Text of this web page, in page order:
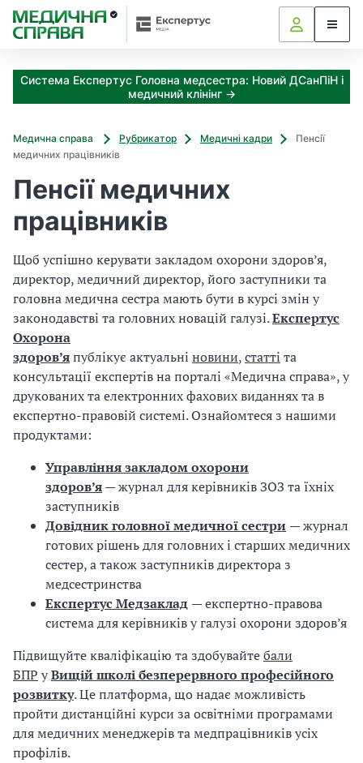
Система Експертус Головна медсестра: Новий ДСанПіН і
медичний клінінг →
Медична справа Рубрикатор Медичні кадри
Пенсії
медичних працівників
Пенсії медичних
працівників
Щоб успішно керувати закладом охорони здоров’я,
директор, медичний директор, його заступники та
головна медична сестра мають бути в курсі змін у
законодавстві та головних новацій галузі.Експертус
Охорона
здоров’япублікує актуальні новини,статті та
консультації експертів на порталі «Медична справа», у
друкованих та електронних фахових виданнях та в
експертно-правовій системі. Ознайомтеся з нашими
продуктами:
Управління закладом охорони
здоров’я— журнал для керівників ЗОЗ та їхніх
заступників
Довідник головної медичної сестри — журнал
готових рішень для головних і старших медичних
сестер, а також заступників директора з
медсестринства
Експертус Медзаклад — експертно-правова
система для керівників у галузі охорони здоров’я
Підвищуйте кваліфікацію та здобувайтебали
БПР уВищій школі безперервного професійного
розвитку. Це платформа, що надає можливість
пройти дистанційні курси за освітніми програмами
для медичних менеджерів та медпрацівників усіх
профілів.
З
а
к
з
о
и
м
н
о
т
р
и
м
а
и
б
а